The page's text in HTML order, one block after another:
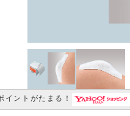
ントがたまる！